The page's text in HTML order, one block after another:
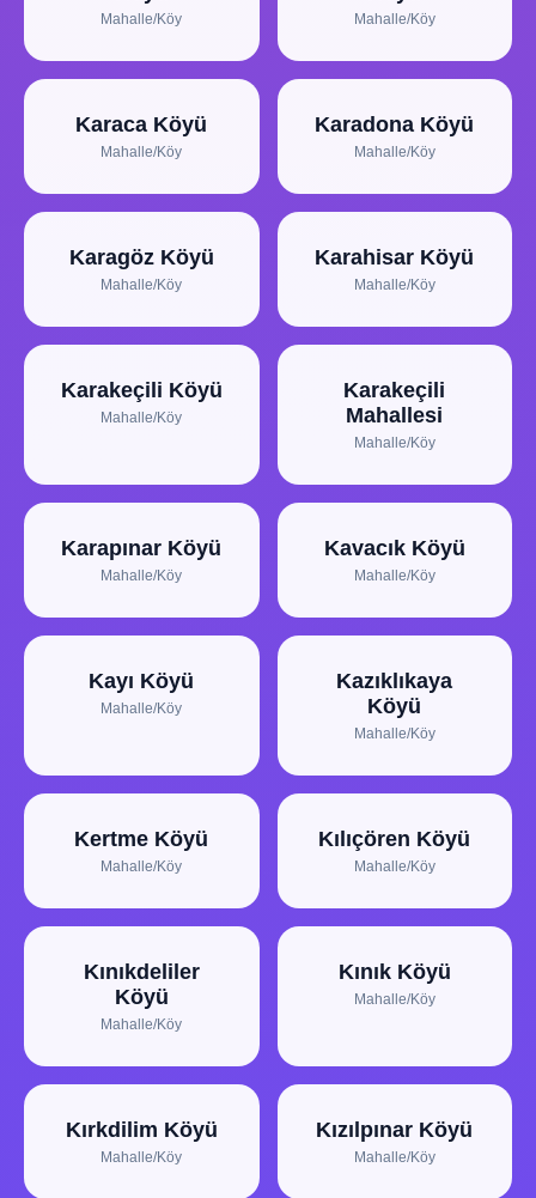
Mahalle/Köy Mahalle/Köy
Karaca Köyü
Mahalle/Köy
Karadona Köyü
Mahalle/Köy
Karagöz Köyü
Mahalle/Köy
Karahisar Köyü
Mahalle/Köy
Karakeçili Köyü
Mahalle/Köy
Karakeçili
Mahallesi
Mahalle/Köy
Karapınar Köyü
Mahalle/Köy
Kavacık Köyü
Mahalle/Köy
Kayı Köyü
Mahalle/Köy
Kazıklıkaya
Köyü
Mahalle/Köy
Kertme Köyü
Mahalle/Köy
Kılıçören Köyü
Mahalle/Köy
Kınıkdeliler
Köyü
Mahalle/Köy
Kınık Köyü
Mahalle/Köy
Kırkdilim Köyü
Mahalle/Köy
Kızılpınar Köyü
Mahalle/Köy